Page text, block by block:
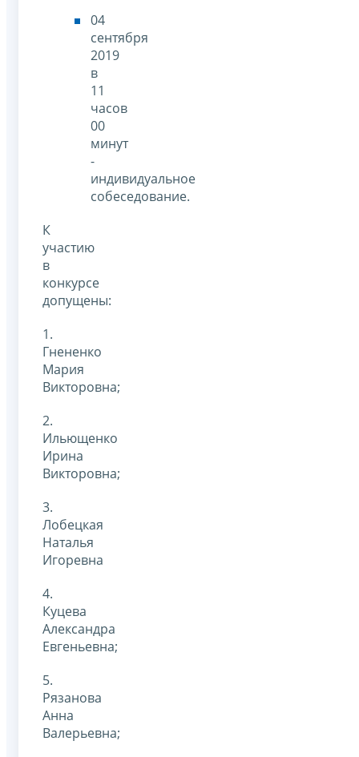
04
сентября
2019
в
11
часов
00
минут
-
индивидуальное
собеседование.
К
участию
в
конкурсе
допущены:
1.
Гнененко
Мария
Викторовна;
2.
Ильющенко
Ирина
Викторовна;
3.
Лобецкая
Наталья
Игоревна
4.
Куцева
Александра
Евгеньевна;
5.
Рязанова
Анна
Валерьевна;